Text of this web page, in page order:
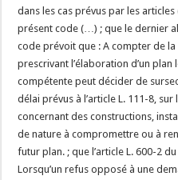
dans les cas prévus par les
présent code (…) ; que le dernier
code prévoit que : A compter de
prescrivant l’élaboration d’un plan
compétente peut décider de
délai prévus à l’article L. 111-8,
concernant des constructions,
de nature à compromettre ou à
futur plan. ; que l’article L. 600-2
Lorsqu’un refus opposé à une